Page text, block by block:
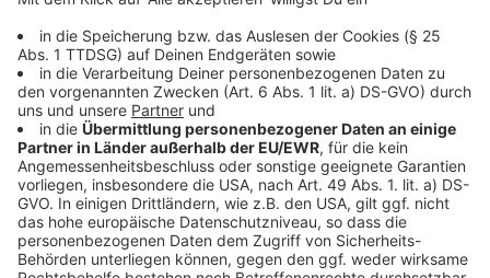
Frage ist, wie gehen wir damit um?
Anzeige
Anzeige